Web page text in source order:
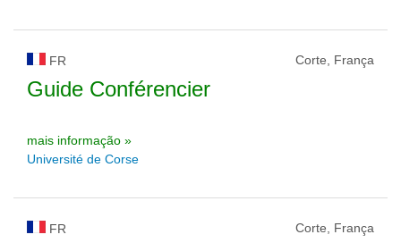
FR Corte, França
Guide Conférencier
mais informação »
Université de Corse
FR Corte, França